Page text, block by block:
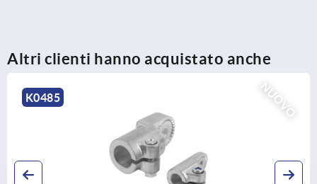
Altri clienti hanno acquistato anche